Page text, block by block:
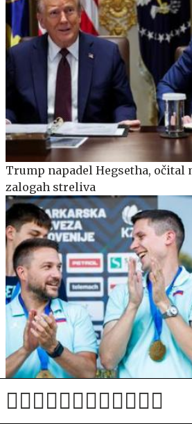
Trump napadel Hegsetha, očital
zalogah streliva